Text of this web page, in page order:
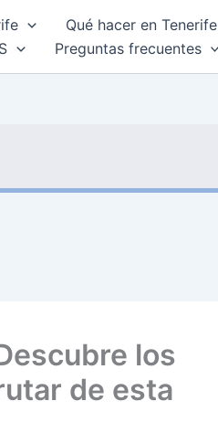
Qué hacer en Tenerife
Preguntas frecuentes
los
de esta